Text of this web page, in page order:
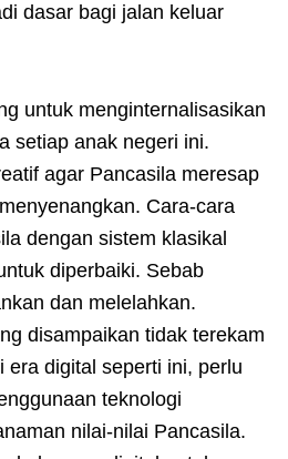
dasar bagi jalan keluar
untuk menginternalisasikan
setiap anak negeri ini.
agar Pancasila meresap
Cara-cara
dengan sistem klasikal
diperbaiki. Sebab
dan melelahkan.
disampaikan tidak terekam
era digital seperti ini, perlu
teknologi
nilai-nilai Pancasila.